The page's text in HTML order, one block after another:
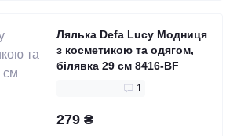
Лялька Defa Lucy Модниця
з косметикою та одягом,
білявка 29 см 8416-BF
1
279 ₴